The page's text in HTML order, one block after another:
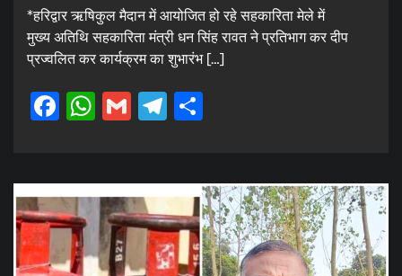
*हरिद्वार ऋषिकुल मैदान में आयोजित हो रहे सहकारिता मेले में
मुख्य अतिथि सहकारिता मंत्री धन सिंह रावत ने प्रतिभाग कर दीप
प्रज्वलित कर कार्यक्रम का शुभारंभ […]
Facebook
WhatsApp
GmailTelegram